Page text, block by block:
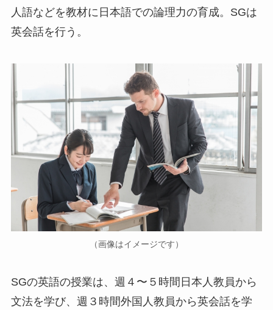
人語などを教材に日本語での論理力の育成。SGは
英会話を行う。
（画像はイメージです）
SGの英語の授業は、週４〜５時間日本人教員から
文法を学び、週３時間外国人教員から英会話を学